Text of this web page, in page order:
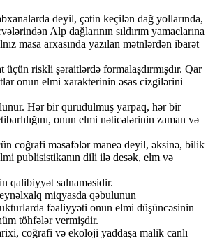
deyil, çətin keçilən dağ yollarında,
Alp dağlarının sıldırım yamaclarına
masa arxasında yazılan mətnlərdən ibarət
riskli şəraitlərdə formalaşdırmışdır. Qar
onun elmi xarakterinin əsas cizgilərini
Hər bir qurudulmuş yarpaq, hər bir
onun elmi nəticələrinin zaman və
coğrafi məsafələr maneə deyil, əksinə, bilik
publisistikanın dili ilə desək, elm və
qalibiyyət salnaməsidir.
miqyasda qəbulunun
fəaliyyəti onun elmi düşüncəsinin
töhfələr vermişdir.
coğrafi və ekoloji yaddaşa malik canlı